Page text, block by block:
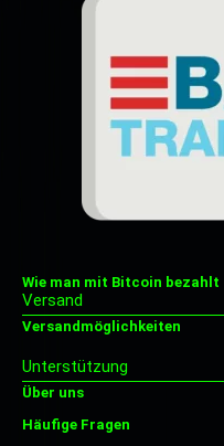
Wie man mit Bitcoin bezahlt
Versand
Versandmöglichkeiten
Unterstützung
Über uns
Häufige Fragen